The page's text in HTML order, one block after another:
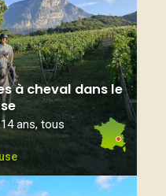
à cheval dans le
ans, tous